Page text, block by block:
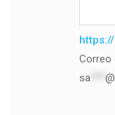
Correo
sa*** @